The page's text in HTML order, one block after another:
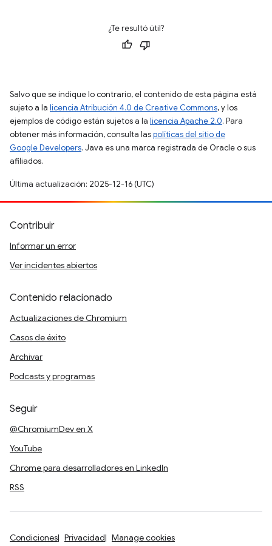
¿Te resultó útil?
Salvo que se indique lo contrario, el contenido de esta página está
sujeto a la licencia Atribución 4.0 de Creative Commons, y los
ejemplos de código están sujetos a la licencia Apache 2.0. Para
obtener más información, consulta laspolíticas del sitio de
Google Developers. Java es una marca registrada de Oracle o sus
afiliados.
Última actualización: 2025-12-16 (UTC)
Contribuir
Informar un error
Ver incidentes abiertos
Contenido relacionado
Actualizaciones de Chromium
Casos de éxito
Archivar
Podcasts y programas
Seguir
@ChromiumDev en X
YouTube
Chrome para desarrolladores en LinkedIn
RSS
Condiciones Privacidad Manage cookies